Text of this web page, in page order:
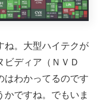
ね。大型ハイテクが
ビディア（ＮＶＤ
はわかってるのです
ですね。でもいま